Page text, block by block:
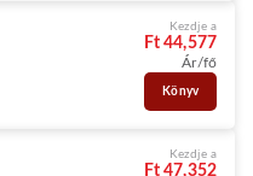
Kezdje a
Ft 44,577
Ár/fő
Könyv
Kezdje a
Ft 47,352